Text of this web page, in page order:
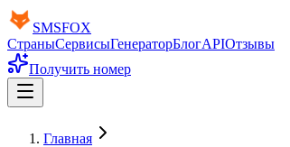
SMSFOX
СтраныСервисыГенераторБлогAPIОтзывы
Получить номер
Главная